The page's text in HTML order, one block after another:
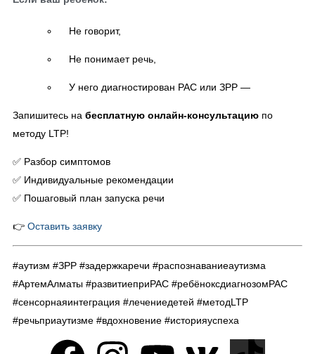
Не говорит,
Не понимает речь,
У него диагностирован РАС или ЗРР —
Запишитесь на бесплатную онлайн-консультацию по
методу LTP!
✅ Разбор симптомов
✅ Индивидуальные рекомендации
✅ Пошаговый план запуска речи
👉 Оставить заявку
#аутизм #ЗРР #задержкаречи #распознаваниеаутизма
#АртемАлматы #развитиеприРАС #ребёноксдиагнозомРАС
#сенсорнаяинтеграция #лечениедетей #методLTP
#речьприаутизме #вдохновение #историяуспеха